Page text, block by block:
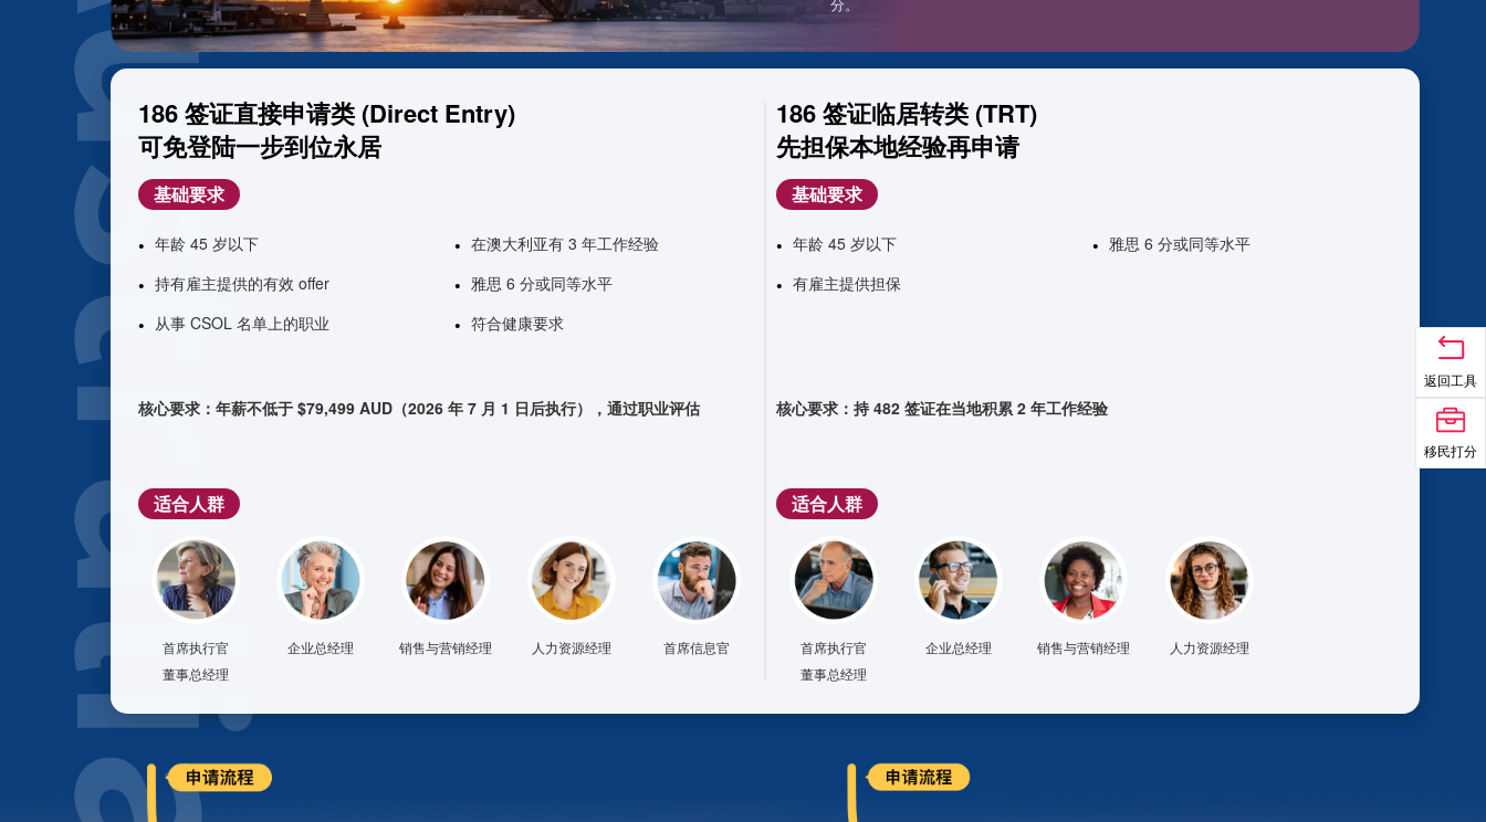
186 签证直接申请类 (Direct Entry)
可免登陆一步到位永居
基础要求
年龄 45 岁以下
在澳大利亚有 3 年工作经验
持有雇主提供的有效 offer
雅思 6 分或同等水平
从事 CSOL 名单上的职业
符合健康要求
核心要求： 年薪不低于 $79,499 AUD（2026 年 7 月 1 日后执行），通过职业评估
适合人群
首席执行官
董事总经理
企业总经理 销售与营销经理 人力资源经理 首席信息官
186 签证临居转类 (TRT)
先担保本地经验再申请
基础要求
年龄 45 岁以下
雅思 6 分或同等水平
有雇主提供担保
核心要求： 持 482 签证在当地积累 2 年工作经验
适合人群
首席执行官
董事总经理
企业总经理 销售与营销经理 人力资源经理
返回工具
移民打分